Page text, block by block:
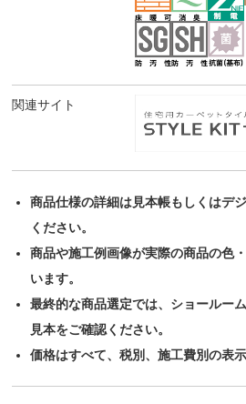
関連サイト
商品仕様の詳細は見本帳もしくはデ
ください。
商品や施工例画像が実際の商品の色
います。
最終的な商品選定では、ショールー
見本をご確認ください。
価格はすべて、税別、施工費別の表